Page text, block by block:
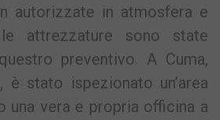
autorizzate in atmosfera e
attrezzature sono state
preventivo. A Cuma,
è stato ispezionato un’area
una vera e propria officina a